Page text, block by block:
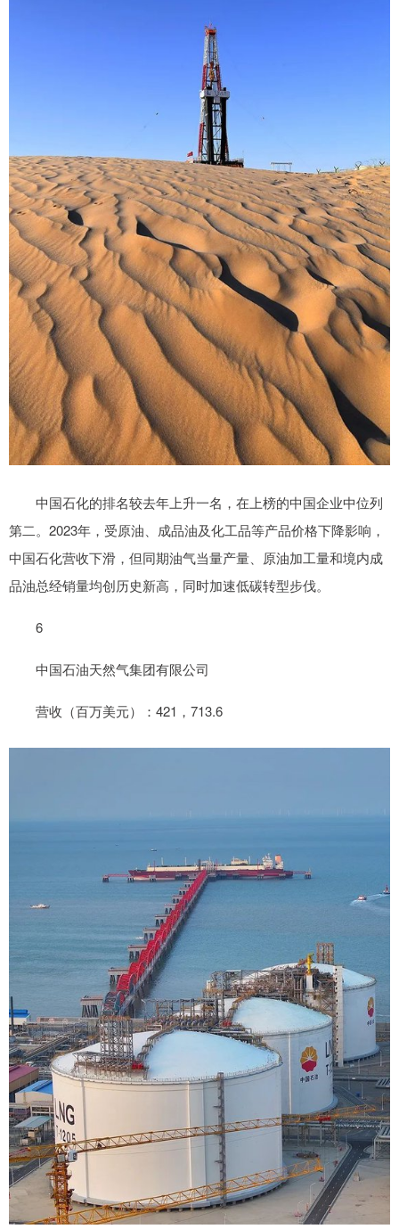
中国石化的排名较去年上升一名，在上榜的中国企业中位列
第二。2023年，受原油、成品油及化工品等产品价格下降影响，
中国石化营收下滑，但同期油气当量产量、原油加工量和境内成
品油总经销量均创历史新高，同时加速低碳转型步伐。
6
中国石油天然气集团有限公司
营收（百万美元）：421，713.6